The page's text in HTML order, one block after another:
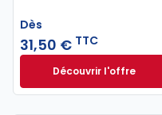
Dès
31,50 € TTC
Découvrir l'offre
Légiférer et
Dès